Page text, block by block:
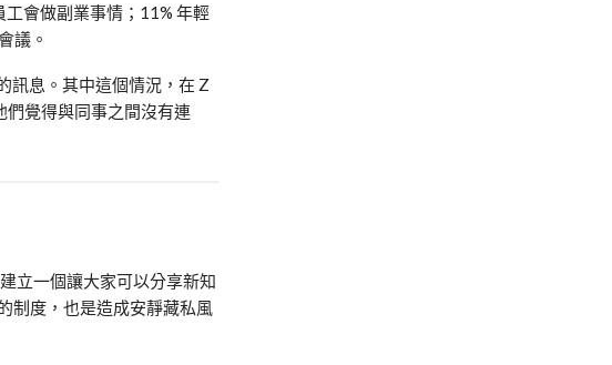
工會做副業事情； 11% 年輕
議。
訊息。其中這個情況，在 Z
們覺得與同事之間沒有連
立一個讓大家可以分享新知
制度，也是造成安靜藏私風